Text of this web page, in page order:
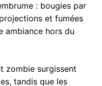
: bougies par
et fumées
ambiance hors du
zombie surgissent
tandis que les